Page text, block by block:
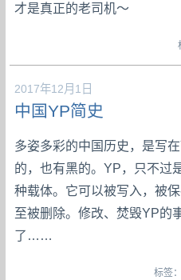
才是真正的老司机～
2017年12月1日
中国YP简史
多姿多彩的中国历史，是写
的，也有黑的。YP，只不过
种载体。它可以被写入，被
至被删除。修改、焚毁YP的
了……
标签：